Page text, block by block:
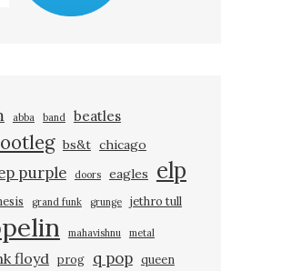
abba band beatles
bs&t chicago
purple doors eagles elp
grand funk grunge jethro tull
mahavishnu metal
floyd prog q pop queen